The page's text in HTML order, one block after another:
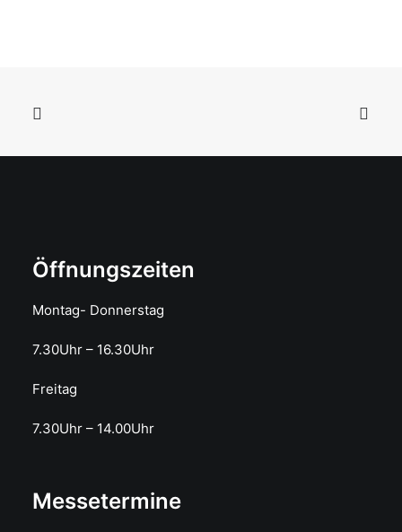
Öffnungszeiten
Montag- Donnerstag
7.30Uhr – 16.30Uhr
Freitag
7.30Uhr – 14.00Uhr
Messetermine